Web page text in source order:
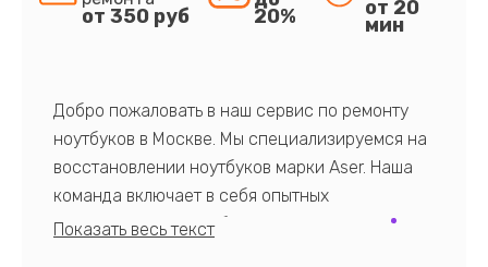
от 350 руб 20% от 20
мин
Добро пожаловать в наш сервис по ремонту
ноутбуков в Москве. Мы специализируемся на
восстановлении ноутбуков марки Aser. Наша
команда включает в себя опытных
профессионалов с обширными знаниями и